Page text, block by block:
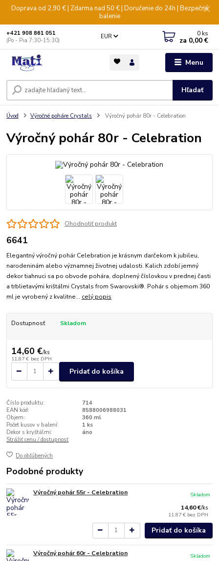
Doprava od 2,90 € | Zdarma nad 50 € | Doručenie do 24h | Bezpečné
balenie
Menu
EUR
Hľadať
+421 908 861 051
(Po - Pia 7:30-15:30)
0 ks
za 0,00 €
Úvod Výročné poháre Crystals Výročný pohár 80r - Celebration
Výročný pohár 80r - Celebration
Ohodnotiť produkt
6641
Elegantný výročný pohár Celebration je krásnym darčekom k jubileu,
narodeninám alebo významnej životnej udalosti. Kalich zdobí jemný
dekor tiahnuci sa po obvode pohára, doplnený číslovkou v prednej časti
a trblietavými krištáľmi Crystals from Swarovski®. Pohár s objemom 360
ml je vyrobený z kvalitne... celý popis
Dostupnosť Skladom
14,60 €/ks
11,87 € bez DPH
Pridať do košíka
Číslo produktu:
714
EAN kód:
8588006988031
Objem:
360 ml
Počet kusov v balení:
1 ks
Dekor s kryštálmi:
áno
Strážiť cenu / dostupnosť
Do obľúbených
Podobné produkty
Výročný pohár 55r - Celebration
14,60 €/ks
11,87 € bez DPH
Skladom
Pridať do košíka
Výročný pohár 60r - Celebration
Skladom